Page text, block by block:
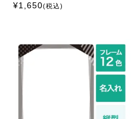
¥1,650(税込)